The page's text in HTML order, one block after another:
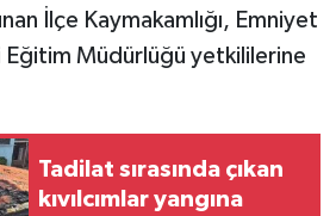
İlçe Kaymakamlığı, Emniyet
Eğitim Müdürlüğü yetkililerine
Tadilat sırasında çıkan
kıvılcımlar yangına